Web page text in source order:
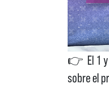
👉 El 1
sobre el